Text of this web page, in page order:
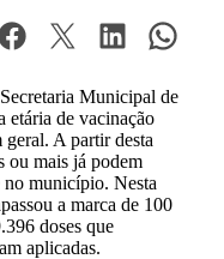
Municipal de
etária de vacinação
A partir desta
ou mais já podem
município. Nesta
a marca de 100
doses que
aplicadas.